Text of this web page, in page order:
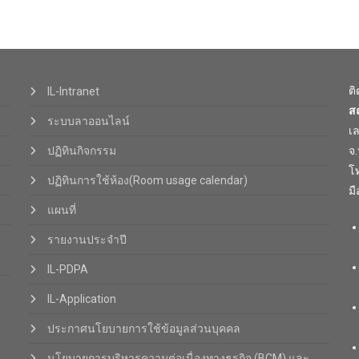
IL-Intranet
ระบบลาออนไลน์
ปฏิทินกิจกรรม
ปฏิทินการใช้ห้อง(Room usage calendar)
แผนที่
รายงานประจำปี
IL-PDPA
IL-Application
ประกาศนโยบายการใช้ข้อมูลส่วนบุคคล
ติ
ส
เ
จ
โ
มื